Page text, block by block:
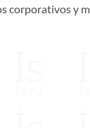
corporativos y